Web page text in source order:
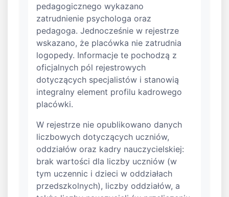
pedagogicznego wykazano
zatrudnienie psychologa oraz
pedagoga. Jednocześnie w rejestrze
wskazano, że placówka nie zatrudnia
logopedy. Informacje te pochodzą z
oficjalnych pól rejestrowych
dotyczących specjalistów i stanowią
integralny element profilu kadrowego
placówki.
W rejestrze nie opublikowano danych
liczbowych dotyczących uczniów,
oddziałów oraz kadry nauczycielskiej:
brak wartości dla liczby uczniów (w
tym uczennic i dzieci w oddziałach
przedszkolnych), liczby oddziałów, a